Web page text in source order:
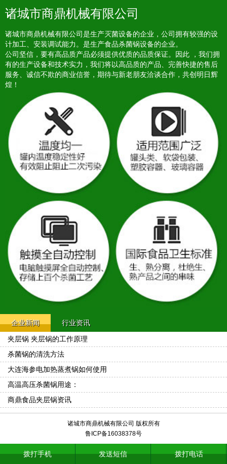
诸城市商鼎机械有限公司
诸城市商鼎机械有限公司是生产灭菌设备的企业，公司拥有较强的设
计加工、安装调试能力。是生产食品杀菌锅设备的企业。
公司坚信，要有高品质产品必须提供优质的品质保证。因此 ，我们拥
有的生产设备和技术实力，我们将以高品质的产品、完善快捷的售后
服务、诚信不欺的商业信誉，期待与新老朋友洽谈合作，共创明日辉
煌！
企业新闻
行业资讯
夹层锅 夹层锅的工作原理
杀菌锅的清洗方法
大连海参电加热蒸煮锅如何使用
高温高压杀菌锅用途：
商鼎食品夹层锅资讯
诸城市商鼎机械有限公司 版权所有
鲁ICP备16038378号
拨打手机 发送短信 拨打电话